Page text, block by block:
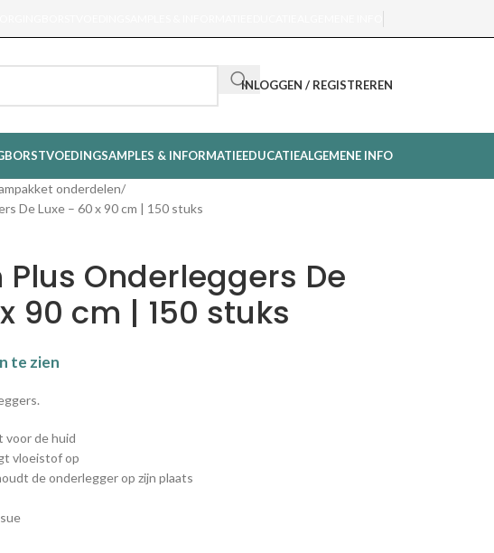
INLOGGEN / REGISTREREN
BORSTVOEDINGSAMPLES & INFORMATIEEDUCATIEALGEMENE INFO
onderdelen
De Luxe – 60 x 90 cm | 150 stuks
Onderleggers De
90 cm | 150 stuks
te zien
voor de huid
vloeistof op
de onderlegger op zijn plaats